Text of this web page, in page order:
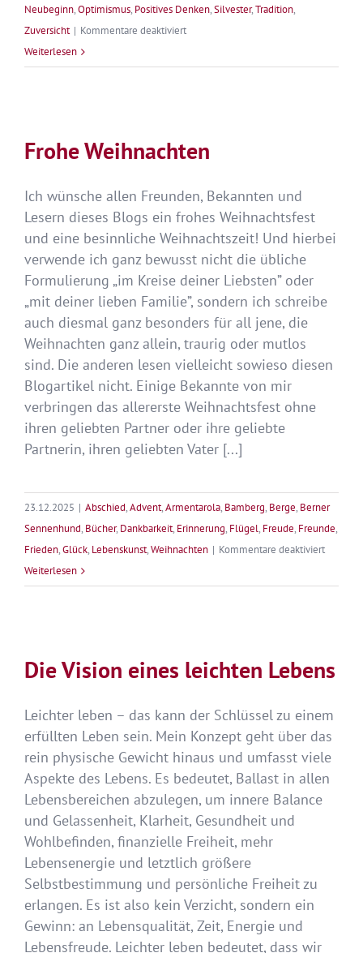
Neubeginn,Optimismus, Positives Denken,Silvester,Tradition,
Zuversicht | Kommentare deaktiviertfür
kannst
Jahr
Weiterlesen
Frohe Weihnachten
Ich wünsche allen Freunden, Bekannten und
Lesern dieses Blogs ein frohes Weihnachtsfest
und eine besinnliche Weihnachtszeit! Und hierbei
verwende ich ganz bewusst nicht die übliche
Formulierung „im Kreise deiner Liebsten” oder
„mit deiner lieben Familie”, sondern ich schreibe
auch diesmal ganz besonders für all jene, die
Weihnachten ganz allein, traurig oder mutlos
sind. Die anderen lesen vielleicht sowieso diesen
Blogartikel nicht. Einige Bekannte von mir
verbringen das allererste Weihnachtsfest ohne
ihren geliebten Partner oder ihre geliebte
Partnerin, ihren geliebten Vater [...]
23.12.2025 | Abschied,Advent,Armentarola, Bamberg, Berge, Berner
Sennenhund, Bücher, Dankbarkeit, Erinnerung, Flügel, Freude, Freunde,
Frieden,Glück, Lebenskunst,Weihnachten | Kommentare deaktiviertfür
Weiterlesen
Die Vision eines leichten Lebens
Leichter leben – das kann der Schlüssel zu einem
erfüllten Leben sein. Mein Konzept geht über das
rein physische Gewicht hinaus und umfasst viele
Aspekte des Lebens. Es bedeutet, Ballast in allen
Lebensbereichen abzulegen, um innere Balance
und Gelassenheit, Klarheit, Gesundheit und
Wohlbefinden, finanzielle Freiheit, mehr
Lebensenergie und letztlich größere
Selbstbestimmung und persönliche Freiheit zu
erlangen. Es ist also kein Verzicht, sondern ein
Gewinn: an Lebensqualität, Zeit, Energie und
Lebensfreude. Leichter leben bedeutet, dass wir